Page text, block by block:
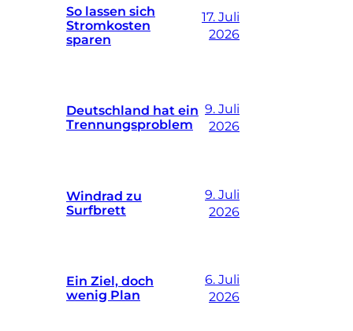
So lassen sich
Stromkosten
sparen
17. Juli
2026
Deutschland hat ein
Trennungsproblem
9. Juli
2026
Windrad zu
Surfbrett
9. Juli
2026
Ein Ziel, doch
wenig Plan
6. Juli
2026